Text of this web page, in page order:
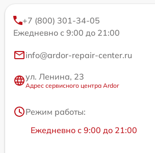
+7 (800) 301-34-05
Ежедневно с 9:00 до 21:00
info@ardor-repair-center.ru
ул. Ленина, 23
Адрес сервисного центра Ardor
Режим работы:
Ежедневно с 9:00 до 21:00